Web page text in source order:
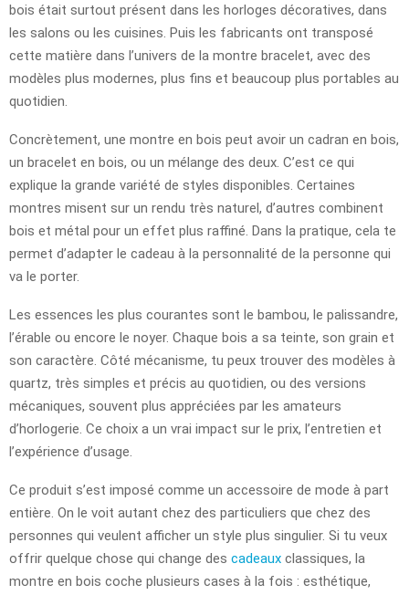
bois était surtout présent dans les horloges décoratives, dans
les salons ou les cuisines. Puis les fabricants ont transposé
cette matière dans l’univers de la montre bracelet, avec des
modèles plus modernes, plus fins et beaucoup plus portables au
quotidien.
Concrètement, une montre en bois peut avoir un cadran en bois,
un bracelet en bois, ou un mélange des deux. C’est ce qui
explique la grande variété de styles disponibles. Certaines
montres misent sur un rendu très naturel, d’autres combinent
bois et métal pour un effet plus raffiné. Dans la pratique, cela te
permet d’adapter le cadeau à la personnalité de la personne qui
va le porter.
Les essences les plus courantes sont le bambou, le palissandre,
l’érable ou encore le noyer. Chaque bois a sa teinte, son grain et
son caractère. Côté mécanisme, tu peux trouver des modèles à
quartz, très simples et précis au quotidien, ou des versions
mécaniques, souvent plus appréciées par les amateurs
d’horlogerie. Ce choix a un vrai impact sur le prix, l’entretien et
l’expérience d’usage.
Ce produit s’est imposé comme un accessoire de mode à part
entière. On le voit autant chez des particuliers que chez des
personnes qui veulent afficher un style plus singulier. Si tu veux
offrir quelque chose qui change des cadeaux classiques, la
montre en bois coche plusieurs cases à la fois : esthétique,